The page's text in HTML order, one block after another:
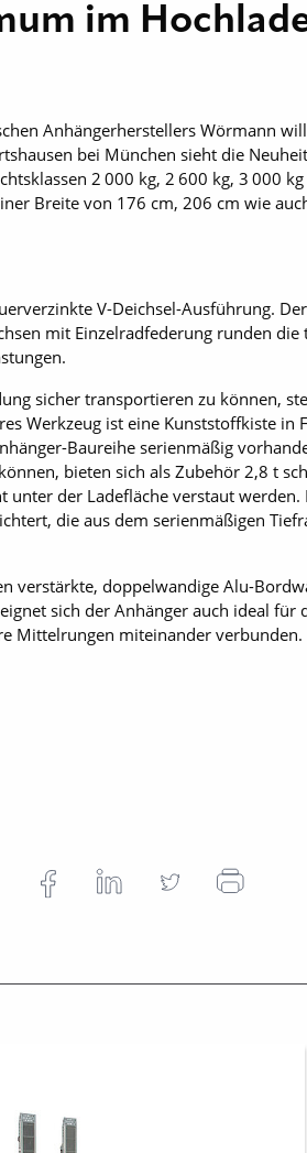
im
Anhängerherstellers Wörmann
bei München sieht die
2 000 kg, 2 600 kg, 3 000
Breite von 176 cm, 206 cm wie
V-Deichsel-Ausführung.
mit Einzelradfederung runden
sicher transportieren zu können,
Werkzeug ist eine Kunststoffkiste
Baureihe serienmäßig
bieten sich als Zubehör 2,8 t
der Ladefläche verstaut
die aus dem serienmäßigen
verstärkte, doppelwandige Alu-
sich der Anhänger auch ideal für
Mittelrungen miteinander